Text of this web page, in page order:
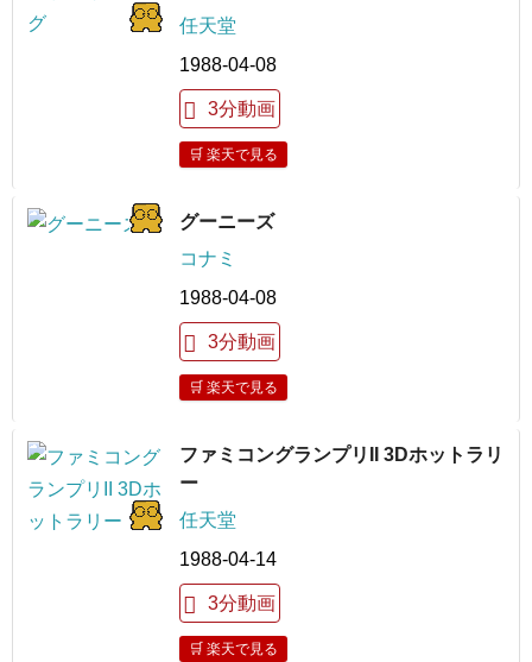
任天堂
1988-04-08
3分動画
🛒 楽天で見る
グーニーズ
コナミ
1988-04-08
3分動画
🛒 楽天で見る
ファミコングランプリII 3Dホットラリ
ー
任天堂
1988-04-14
3分動画
🛒 楽天で見る